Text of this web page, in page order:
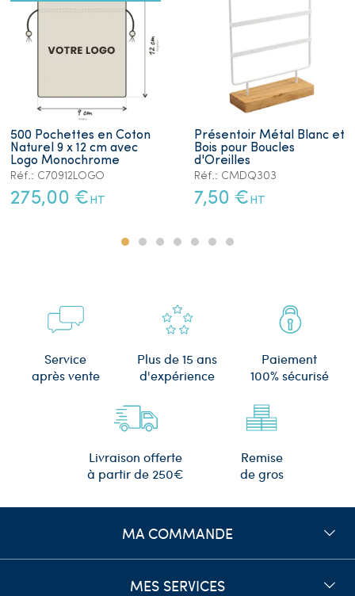
500 Pochettes en Coton
Naturel 9 x 12 cm avec
Logo Monochrome
Réf.: C70912LOGO
275,00 € HT
Présentoir Métal Blanc et
Bois pour Boucles
d'Oreilles
Réf.: CMDQ303
7,50 € HT
Service
après vente
Plus de 15 ans
d'expérience
Paiement
100% sécurisé
Livraison offerte
à partir de 250€
Remise
de gros
MA COMMANDE
MES SERVICES